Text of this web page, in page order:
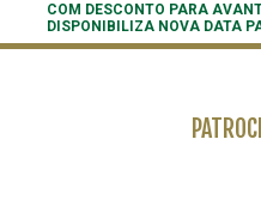
COM DESCONTO PARA
DISPONIBILIZA NOVA DATA